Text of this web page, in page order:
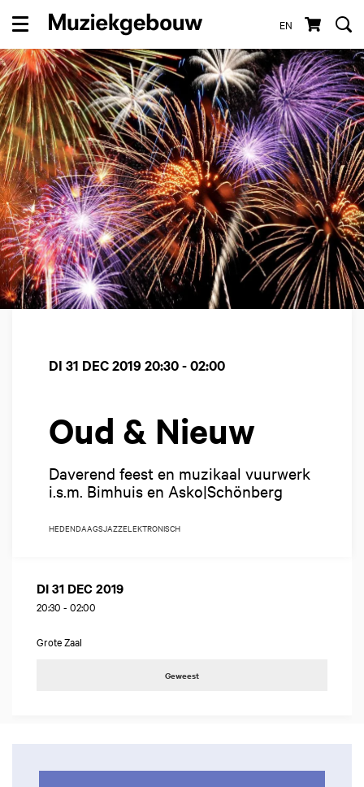
EN
Menu
Oud & Nieuw
Daverend feest en muzikaal vuurwerk
i.s.m. Bimhuis en Asko|Schönberg
DI 31 DEC 2019 20:30 - 02:00
HEDENDAAGSJAZZELEKTRONISCH
DI 31 DEC 2019
20:30 - 02:00
Grote Zaal
Geweest